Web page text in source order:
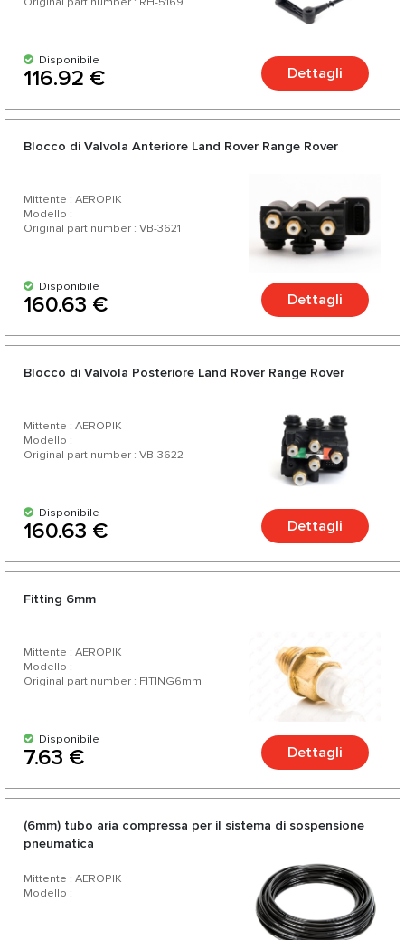
Disponibile
116.92 € Dettagli
Blocco di Valvola Anteriore Land Rover Range Rover
Mittente : AEROPIK
Modello :
Original part number : VB-3621
Disponibile
160.63 € Dettagli
Blocco di Valvola Posteriore Land Rover Range Rover
Mittente : AEROPIK
Modello :
Original part number : VB-3622
Disponibile
160.63 € Dettagli
Fitting 6mm
Mittente : AEROPIK
Modello :
Original part number : FITING6mm
Disponibile
7.63 € Dettagli
(6mm) tubo aria compressa per il sistema di sospensione
pneumatica
Mittente : AEROPIK
Modello :